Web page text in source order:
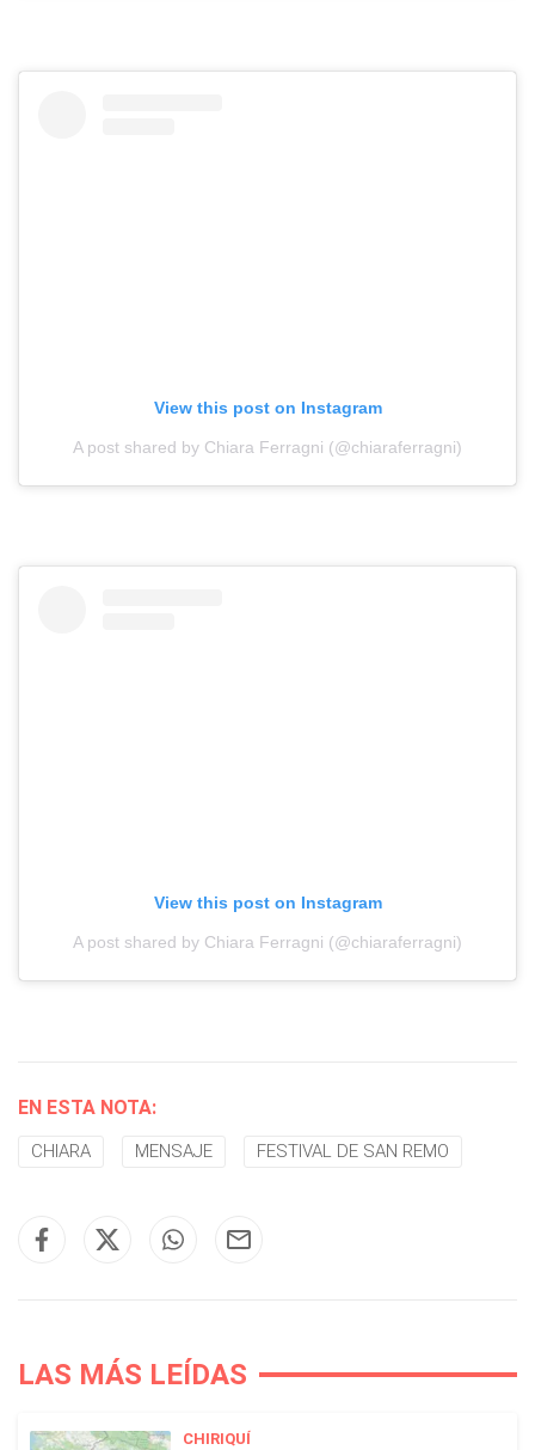
View this post on Instagram
A post shared by Chiara Ferragni (@chiaraferragni)
View this post on Instagram
A post shared by Chiara Ferragni (@chiaraferragni)
EN ESTA NOTA:
CHIARA MENSAJE FESTIVAL DE SAN REMO
LAS MÁS LEÍDAS
CHIRIQUÍ